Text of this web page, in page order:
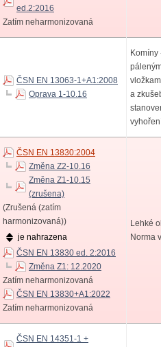
ed.2:2016
Zatím neharmonizovaná
ČSN EN 13063-1+A1:2008
Oprava 1-10.16
Komíny
a
ČSN EN 13830:2004
Změna Z2-10.16
Změna Z1-10.15
(zrušena)
(Zrušená (zatím
harmonizovaná))
je nahrazena
ČSN EN 13830 ed. 2:2016
Změna Z1: 12.2020
Zatím neharmonizovaná
ČSN EN 13830+A1:2022
Zatím neharmonizovaná
Lehké
Norma
ČSN EN 14351-1 +